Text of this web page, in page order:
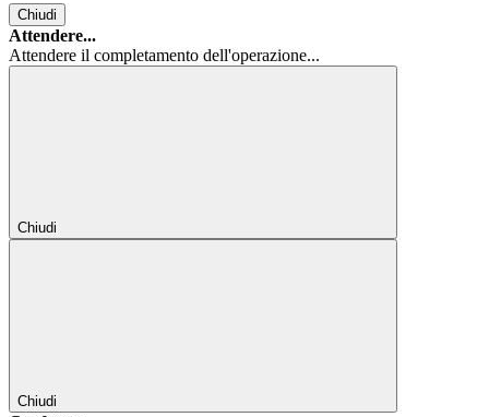
Chiudi
Attendere...
Attendere il completamento dell'operazione...
Chiudi
Chiudi